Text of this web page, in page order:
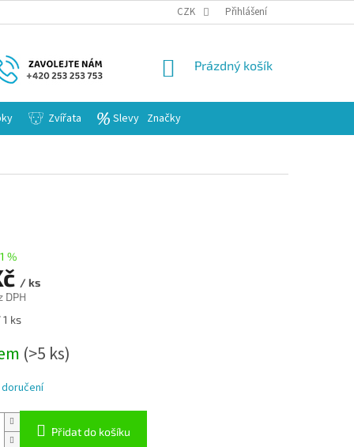
CZK Přihlášení
NÁKUPNÍ
Prázdný košík
Zvířata Slevy Značky
%
/ ks
DPH
ks
(>5 ks)
Přidat do košíku